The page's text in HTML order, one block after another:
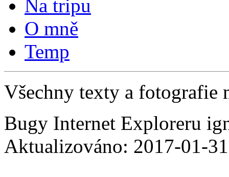
Na tripu
O mně
Temp
Všechny texty a fotografie
Bugy Internet Exploreru
Aktualizováno: 2017-01-